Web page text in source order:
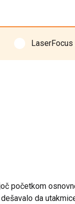
LaserFocus
početkom
da